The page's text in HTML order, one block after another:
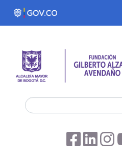
Pasar al contenido principal